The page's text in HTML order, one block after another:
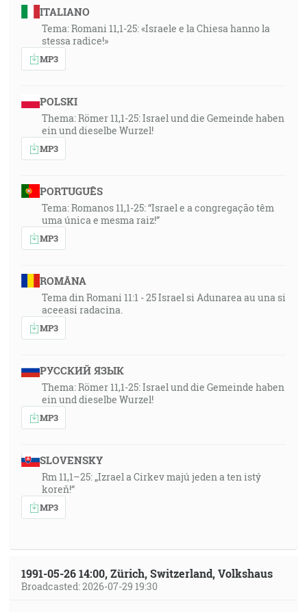
ITALIANO
Tema: Romani 11,1-25: «Israele e la Chiesa hanno la
stessa radice!»
MP3
POLSKI
Thema: Römer 11,1-25: Israel und die Gemeinde haben
ein und dieselbe Wurzel!
MP3
PORTUGUÊS
Tema: Romanos 11,1-25: “Israel e a congregação têm
uma única e mesma raiz!”
MP3
ROMÂNA
Tema din Romani 11:1 - 25 Israel si Adunarea au una si
aceeasi radacina.
MP3
РУССКИЙ ЯЗЫК
Thema: Römer 11,1-25: Israel und die Gemeinde haben
ein und dieselbe Wurzel!
MP3
SLOVENSKY
Rm 11,1–25: „Izrael a Cirkev majú jeden a ten istý
koreň!“
MP3
1991-05-26 14:00, Zürich, Switzerland, Volkshaus
Broadcasted: 2026-07-29 19:30